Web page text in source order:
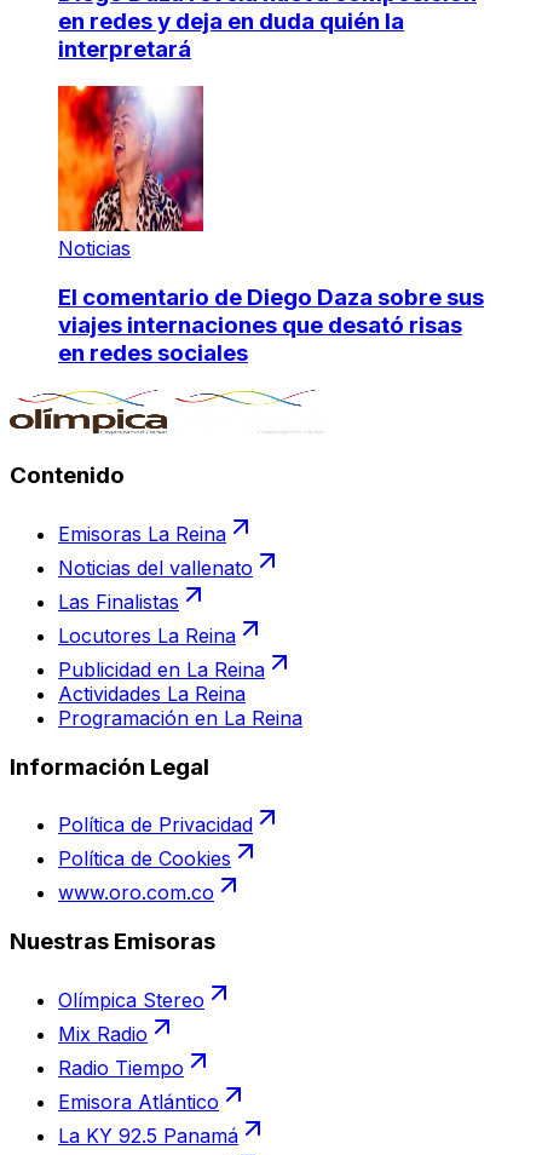
en redes y deja en duda quién la
interpretará
Noticias
El comentario de Diego Daza sobre sus
viajes internaciones que desató risas
en redes sociales
Contenido
Emisoras La Reina
Noticias del vallenato
Las Finalistas
Locutores La Reina
Publicidad en La Reina
Actividades La Reina
Programación en La Reina
Información Legal
Política de Privacidad
Política de Cookies
www.oro.com.co
Nuestras Emisoras
Olímpica Stereo
Mix Radio
Radio Tiempo
Emisora Atlántico
La KY 92.5 Panamá